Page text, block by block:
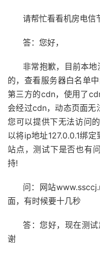
请帮忙看看机房电信
答：您好，
非常抱歉，目前本地
的，查看服务器白名单
第三方的cdn，使用了
会经过cdn，动态页面无
您可以提供下无法访问
以将ip地址127.0.0.1绑
站点，测试下是否也有
持!
问：网站
面，有时候要十几秒
答：您好，现在测
谢